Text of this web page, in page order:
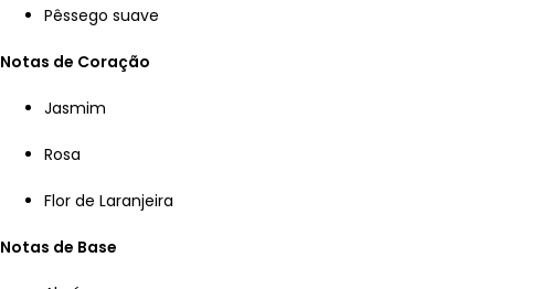
Pêssego suave
Notas de Coração
Jasmim
Rosa
Flor de Laranjeira
Notas de Base